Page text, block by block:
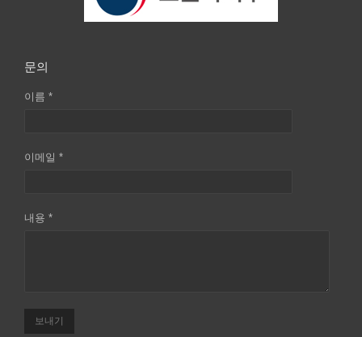
문의
이름 *
이메일 *
내용 *
보내기